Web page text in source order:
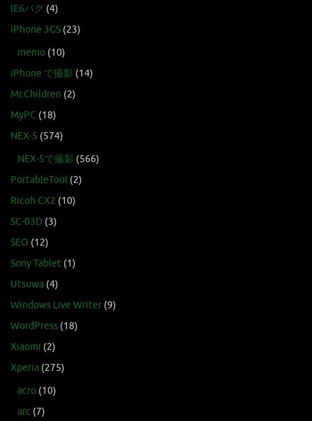
IE6バグ (4)
iPhone 3GS (23)
memo (10)
iPhone で撮影 (14)
Mr.Children (2)
MyPC (18)
NEX-5 (574)
NEX-5で撮影 (566)
PortableTool (2)
Ricoh CX2 (10)
SC-03D (3)
SEO (12)
Sony Tablet (1)
Utsuwa (4)
Windows Live Writer (9)
WordPress (18)
Xiaomi (2)
Xperia (275)
acro (10)
arc (7)